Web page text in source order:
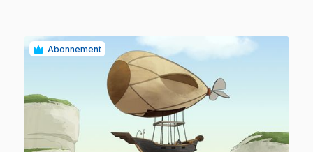
Abonnement